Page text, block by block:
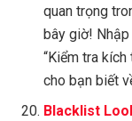
quan trọng
bây giờ!
“Kiểm tra
cho bạn biết
Blacklist